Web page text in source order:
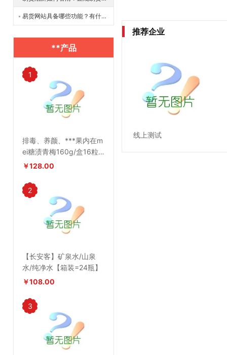
推荐企业
线上测试
易货网站具备哪些功能？有什么作用？
**产品
1
排毒、养颜、***果内在m
ei糖渍青梅160g/盒16粒
装
￥128.00
2
【长安客】矿泉水/山泉
水/纯净水【箱装=24瓶】
￥108.00
3